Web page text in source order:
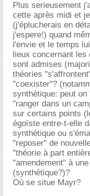
Plus serieusement
cette après midi et
(j'éplucherais en
j'espere!) quand
l'envie et le temps
lieux concernant les
sont admises
théories
"coexister"?
synthétique: peut
"ranger dans un
sur certains points
égoïste entre-t-elle
synthétique ou
"reposer" de
"théorie à part
"amendement" à
(synthétique?)?
Où se situe Mayr?